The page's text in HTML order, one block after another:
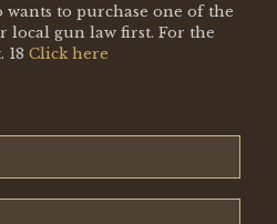
to purchase one of the
local gun law first. For the
18 Click here